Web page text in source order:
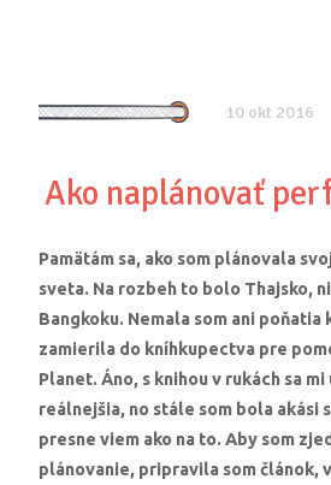
10 okt 2016
Ako naplánovať
Pamätám sa, ako som plánovala
sveta. Na rozbeh to bolo Thajsko,
Bangkoku. Nemala som ani poňatia
zamierila do kníhkupectva pre
Planet. Áno, s knihou v rukách sa
reálnejšia, no stále som bola akási
presne viem ako na to. Aby som
plánovanie, pripravila som článok,